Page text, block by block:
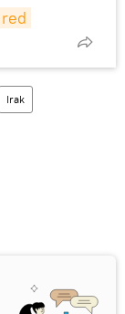
Irak